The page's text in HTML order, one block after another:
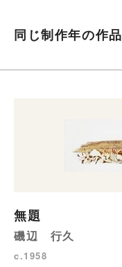
同じ制作年の作品
無題
磯辺 行久
c.1958